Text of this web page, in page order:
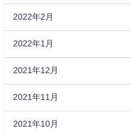
2022年2月
2022年1月
2021年12月
2021年11月
2021年10月